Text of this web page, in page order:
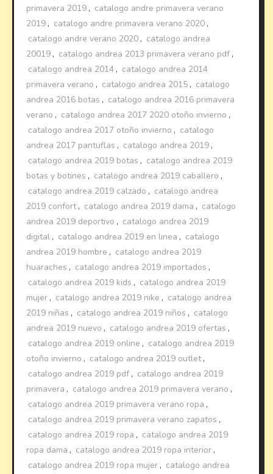
primavera 2019 , catalogo andre primavera verano
2019 , catalogo andre primavera verano 2020 ,
catalogo andre verano 2020 , catalogo andrea
20019 , catalogo andrea 2013 primavera verano pdf ,
catalogo andrea 2014 , catalogo andrea 2014
primavera verano , catalogo andrea 2015 , catalogo
andrea 2016 botas , catalogo andrea 2016 primavera
verano , catalogo andrea 2017 2020 otoño invierno ,
catalogo andrea 2017 otoño invierno , catalogo
andrea 2017 pantuflas , catalogo andrea 2019 ,
catalogo andrea 2019 botas , catalogo andrea 2019
botas y botines , catalogo andrea 2019 caballero ,
catalogo andrea 2019 calzado , catalogo andrea
2019 confort, catalogo andrea 2019 dama , catalogo
andrea 2019 deportivo , catalogo andrea 2019
digital , catalogo andrea 2019 en linea , catalogo
andrea 2019 hombre , catalogo andrea 2019
huaraches , catalogo andrea 2019 importados ,
catalogo andrea 2019 kids , catalogo andrea 2019
mujer , catalogo andrea 2019 nike , catalogo andrea
2019 niñas , catalogo andrea 2019 niños , catalogo
andrea 2019 nuevo , catalogo andrea 2019 ofertas ,
catalogo andrea 2019 online , catalogo andrea 2019
otoño invierno , catalogo andrea 2019 outlet,
catalogo andrea 2019 pdf , catalogo andrea 2019
primavera , catalogo andrea 2019 primavera verano ,
catalogo andrea 2019 primavera verano ropa ,
catalogo andrea 2019 primavera verano zapatos ,
catalogo andrea 2019 ropa , catalogo andrea 2019
ropa dama , catalogo andrea 2019 ropa interior ,
catalogo andrea 2019 ropa mujer , catalogo andrea